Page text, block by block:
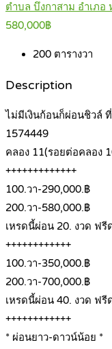
ตำบล บึงกาสาม อำเภอ
580,000฿
200 ตารางวา
Description
ไม่มีเงินก้อนก็ผ่อนชิวล์
1574449
คลอง 11(รอยต่อคลอง
+++++++++++++
100.วา-290,000.฿
200.วา-580,000.฿
เหรดนี้ผ่อน 20. งวด ฟรี
++++++++++++
100.วา-350,000.฿
200.วา-700,000.฿
เหรดนี้ผ่อน 40. งวด ฟรี
++++++++++++
* ผ่อนยาว-ดาวน์น้อย *